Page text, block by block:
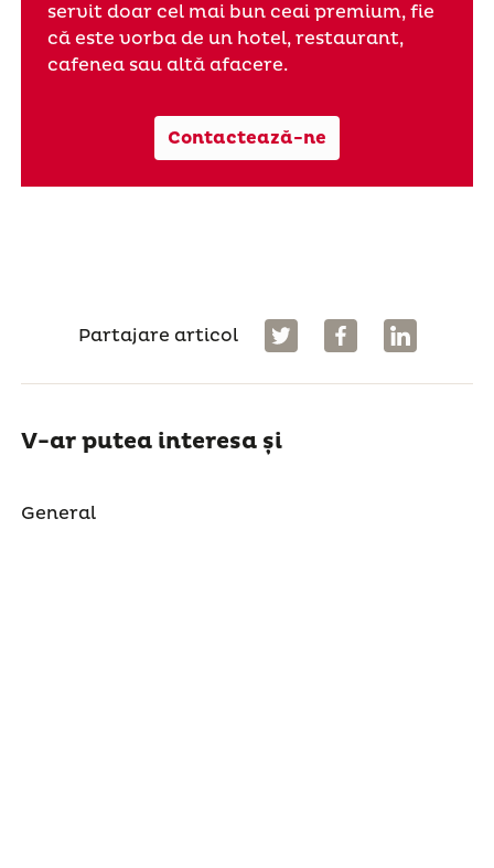
servit doar cel mai bun ceai premium, fie
că este vorba de un hotel, restaurant,
cafenea sau altă afacere.
Contactează-ne
Partajare articol
V-ar putea interesa și
General